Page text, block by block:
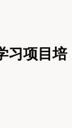
习项目培